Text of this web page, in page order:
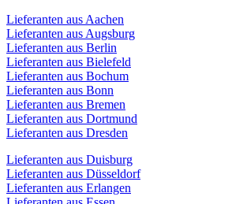
Lieferanten aus Aachen
Lieferanten aus Augsburg
Lieferanten aus Berlin
Lieferanten aus Bielefeld
Lieferanten aus Bochum
Lieferanten aus Bonn
Lieferanten aus Bremen
Lieferanten aus Dortmund
Lieferanten aus Dresden
Lieferanten aus Duisburg
Lieferanten aus Düsseldorf
Lieferanten aus Erlangen